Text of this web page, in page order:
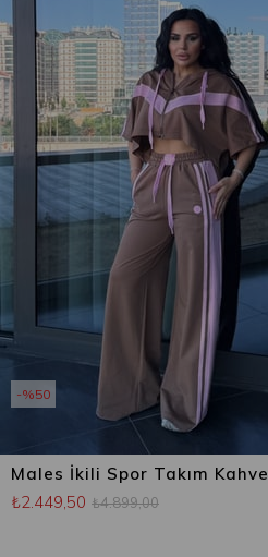
Males İkili Spor Takım Kahve
₺2.449,50 ₺4.899,00
%50